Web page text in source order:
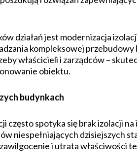
działań jest modernizacja
kompleksowej
właścicieli i zarządców –
obiektu.
budynkach
często spotyka się brak izolacji
niespełniających dzisiejszych
i utrata właściwości